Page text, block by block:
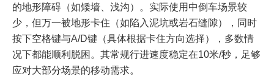
的地形障碍（如矮墙、浅沟）。实际使用中倒车场景较
少，但万一被地形卡住（如陷入泥坑或岩石缝隙），同时
按下空格键与A/D键（具体根据卡住方向选择），多数情
况下都能顺利脱困。其常规行进速度稳定在10米/秒，足够
应对大部分场景的移动需求。